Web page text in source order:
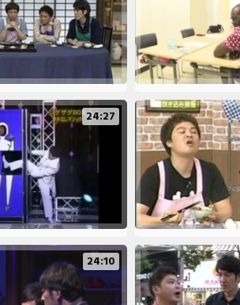
24:27
24:10